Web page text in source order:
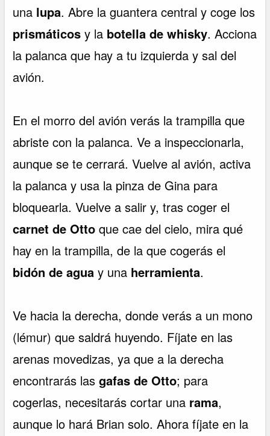
una lupa. Abre la guantera central y coge los
prismáticos y la botella de whisky. Acciona
la palanca que hay a tu izquierda y sal del
avión.
En el morro del avión verás la trampilla que
abriste con la palanca. Ve a inspeccionarla,
aunque se te cerrará. Vuelve al avión, activa
la palanca y usa la pinza de Gina para
bloquearla. Vuelve a salir y, tras coger el
carnet de Otto que cae del cielo, mira qué
hay en la trampilla, de la que cogerás el
bidón de agua y una herramienta.
Ve hacia la derecha, donde verás a un mono
(lémur) que saldrá huyendo. Fíjate en las
arenas movedizas, ya que a la derecha
encontrarás lasgafas de Otto; para
cogerlas, necesitarás cortar una rama,
aunque lo hará Brian solo. Ahora fíjate en la